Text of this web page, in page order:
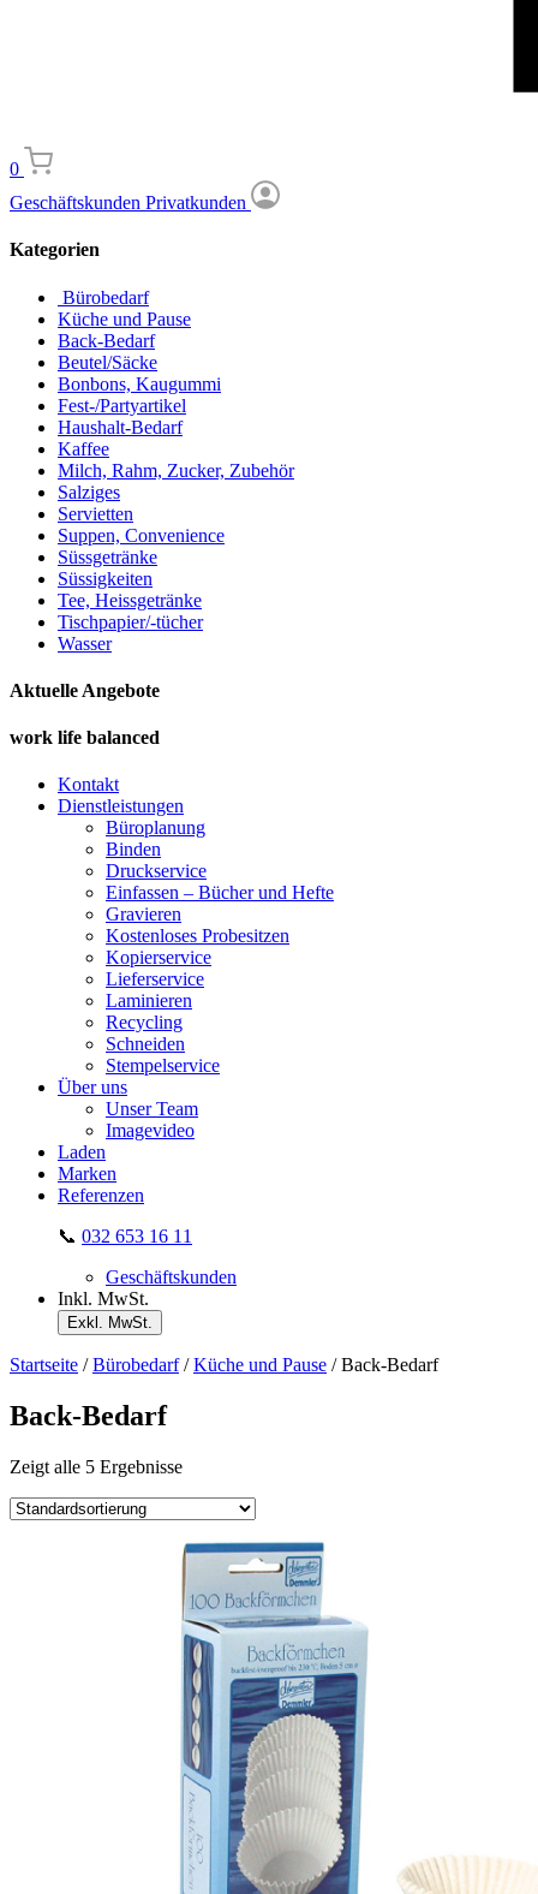
0
Geschäftskunden Privatkunden
Kategorien
Bürobedarf
Küche und Pause
Back-Bedarf
Beutel/Säcke
Bonbons, Kaugummi
Fest-/Partyartikel
Haushalt-Bedarf
Kaffee
Milch, Rahm, Zucker, Zubehör
Salziges
Servietten
Suppen, Convenience
Süssgetränke
Süssigkeiten
Tee, Heissgetränke
Tischpapier/-tücher
Wasser
Aktuelle Angebote
work life balanced
Kontakt
Dienstleistungen
Büroplanung
Binden
Druckservice
Einfassen – Bücher und Hefte
Gravieren
Kostenloses Probesitzen
Kopierservice
Lieferservice
Laminieren
Recycling
Schneiden
Stempelservice
Über uns
Unser Team
Imagevideo
Laden
Marken
Referenzen
📞 032 653 16 11
Geschäftskunden
Inkl. MwSt.
Exkl. MwSt.
Startseite /Bürobedarf/Küche und Pause / Back-Bedarf
Back-Bedarf
Zeigt alle 5 Ergebnisse